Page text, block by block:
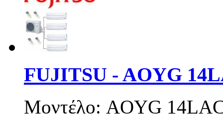
FUJITSU - AOYG
Μοντέλο: AOYG